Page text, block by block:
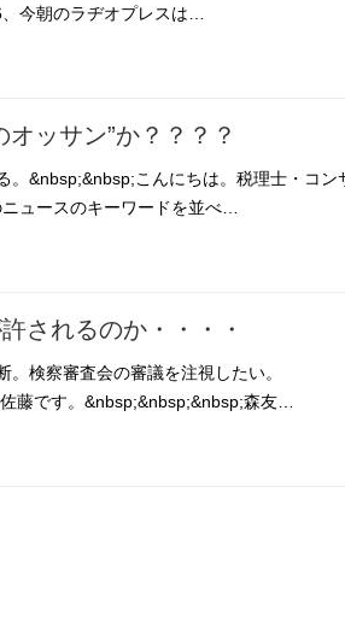
今朝のラヂオプレスは…
ッサン”か？？？？
。&nbsp;&nbsp;こんにちは。税理士・コン
ュースのキーワードを並べ…
されるのか・・・・
検察審査会の審議を注視したい。
藤です。&nbsp;&nbsp;&nbsp;森友…